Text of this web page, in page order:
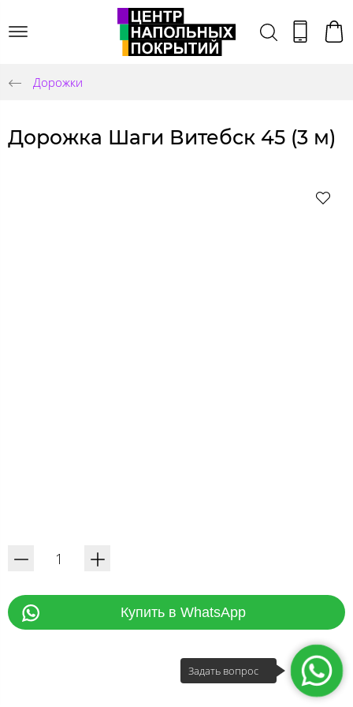
Дорожки
Дорожка Шаги Витебск 45 (3 м)
Купить в WhatsApp
Задать вопрос